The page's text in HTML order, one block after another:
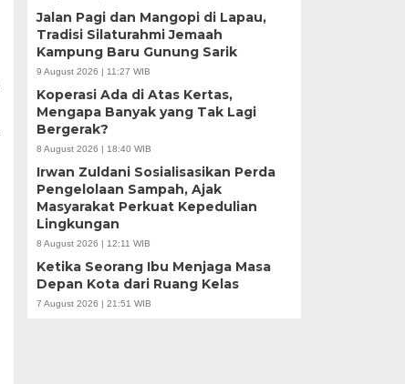
Jalan Pagi dan Mangopi di Lapau,
Tradisi Silaturahmi Jemaah
Kampung Baru Gunung Sarik
9 August 2026 | 11:27 WIB
Koperasi Ada di Atas Kertas,
Mengapa Banyak yang Tak Lagi
Bergerak?
8 August 2026 | 18:40 WIB
Irwan Zuldani Sosialisasikan Perda
Pengelolaan Sampah, Ajak
Masyarakat Perkuat Kepedulian
Lingkungan
8 August 2026 | 12:11 WIB
Ketika Seorang Ibu Menjaga Masa
Depan Kota dari Ruang Kelas
7 August 2026 | 21:51 WIB